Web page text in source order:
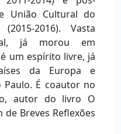
União Cultural do
2016). Vasta
já morou em
um espírito livre, já
da Europa e
É coautor no
autor do livro O
Breves Reflexões